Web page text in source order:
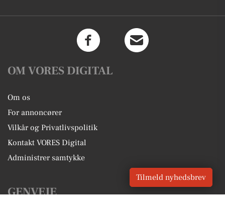
OM VORES DIGITAL
Om os
For annoncører
Vilkår og Privatlivspolitik
Kontakt VORES Digital
Administrer samtykke
GENVEJE
Tilmeld nyhedsbrev